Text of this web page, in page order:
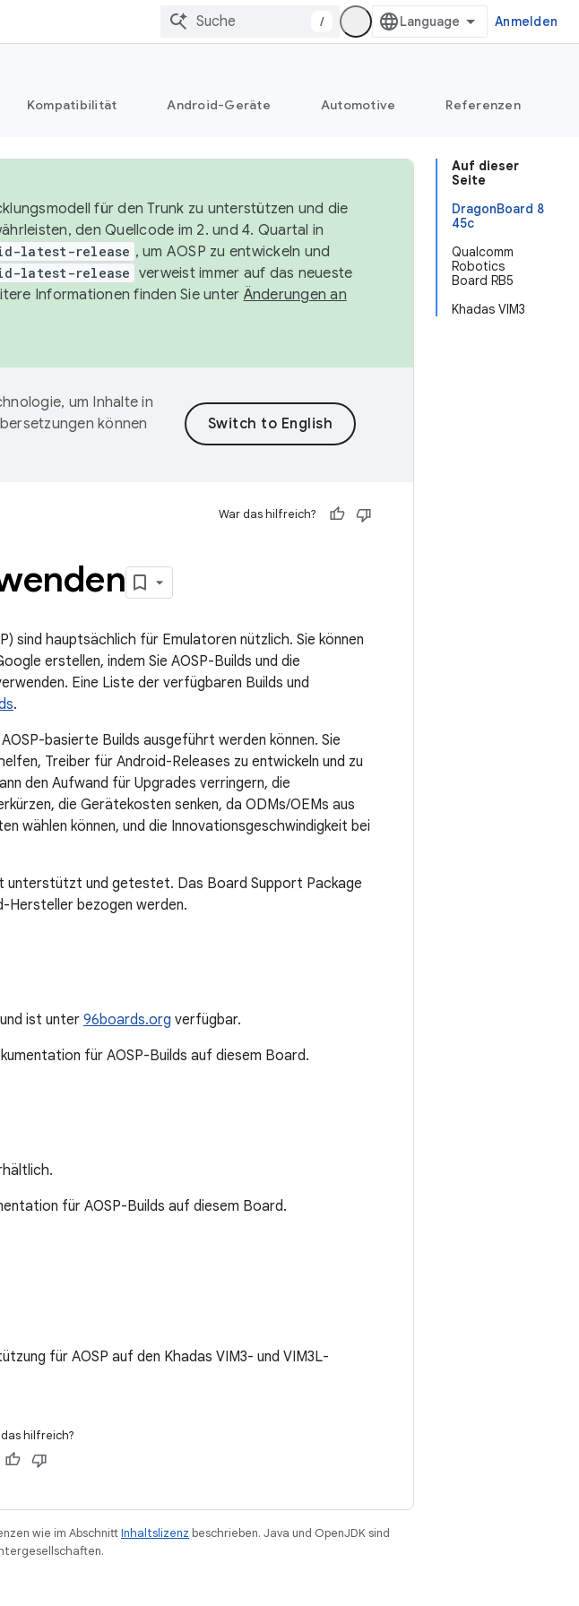
/ Anmelden
Kompatibilität Android-Geräte Automotive Referenzen
Auf dieser
Seite
DragonBoard 8
45c
Qualcomm
Robotics
Board RB5
Khadas VIM3
für den Trunk zu unterstützen und die
den Quellcode im 2. und 4. Quartal in
latest-release , um AOSP zu entwickeln und
latest-release verweist immer auf das neueste
Informationen finden Sie unter Änderungen an
um Inhalte in
können
War das hilfreich?
sind hauptsächlich für Emulatoren nützlich. Sie können
erstellen, indem Sie AOSP-Builds und die
Eine Liste der verfügbaren Builds und
.
basierte Builds ausgeführt werden können. Sie
Treiber für Android-Releases zu entwickeln und zu
den Aufwand für Upgrades verringern, die
die Gerätekosten senken, da ODMs/OEMs aus
wählen können, und die Innovationsgeschwindigkeit bei
unterstützt und getestet. Das Board Support Package
Hersteller bezogen werden.
ist unter96boards.org verfügbar.
für AOSP-Builds auf diesem Board.
für AOSP-Builds auf diesem Board.
für AOSP auf den Khadas VIM3- und VIM3L-
hilfreich?
wie im AbschnittInhaltslizenz beschrieben. Java und OpenJDK sind